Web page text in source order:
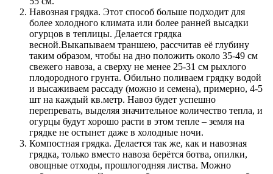
Навозная грядка. Этот способ больше подходит для
более холодного климата или более ранней высадки
огурцов в теплицы. Делается грядка
весной.Выкапываем траншею, рассчитав её глубину
таким образом, чтобы на дно положить около 35-49 см
свежего навоза, а сверху не менее 25-31 см рыхлого
плодородного грунта. Обильно поливаем грядку водой
и высаживаем рассаду (можно и семена), примерно, 4-5
шт на каждый кв.метр. Навоз будет успешно
перепревать, выделяя значительное количество тепла, и
огурцы будут хорошо расти в этом тепле – земля на
грядке не остынет даже в холодные ночи.
Компостная грядка. Делается так же, как и навозная
грядка, только вместо навоза берётся ботва, опилки,
овощные отходы, прошлогодняя листва. Можно